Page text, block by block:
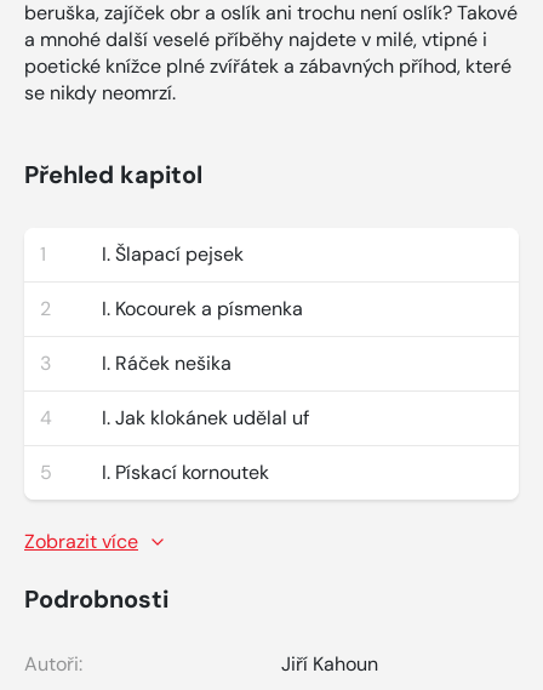
beruška, zajíček obr a oslík ani trochu není oslík? Takové
a mnohé další veselé příběhy najdete v milé, vtipné i
poetické knížce plné zvířátek a zábavných příhod, které
se nikdy neomrzí.
Přehled kapitol
1 I. Šlapací pejsek
2 I. Kocourek a písmenka
3 I. Ráček nešika
4 I. Jak klokánek udělal uf
5 I. Pískací kornoutek
Zobrazit více
Podrobnosti
Autoři:
Jiří Kahoun